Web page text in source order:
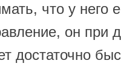
что у него
он при
достаточно